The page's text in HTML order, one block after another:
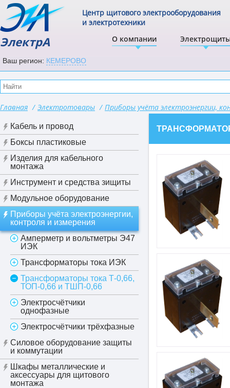
ЭлектрА О компании
Центр щитового электрооборудования
и электротехники
Ваш регион: КЕМЕРОВО
Главная / Электротовары / Приборы учёта электроэнергии,
Кабель и провод
Боксы пластиковые
Изделия для кабельного
монтажа
Инструмент и средства зищиты
Модульное оборудование
Приборы учёта электроэнергии,
контроля и измерения
Амперметр и вольтметры Э47
ИЭК
Трансформаторы тока ИЭК
Трансформаторы тока Т-0,66,
ТОП-0,66 и ТШП-0,66
Электросчётчики
однофазные
Электросчётчики трёхфазные
Силовое оборудование защиты
и коммутации
Шкафы металлические и
аксессуары для щитового
монтажа